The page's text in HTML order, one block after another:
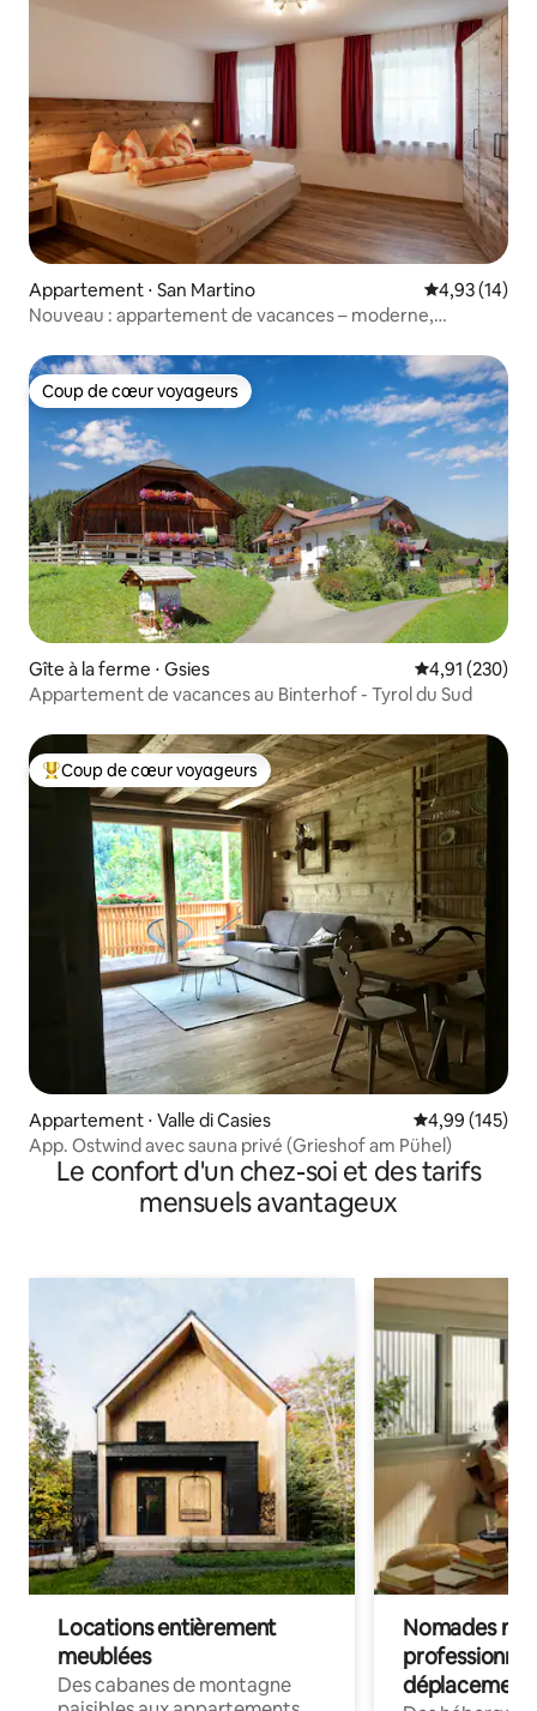
Appartement ⋅ San Martino Évaluation
4,93 (14)
Nouveau : appartement de vacances – moderne,
Coup de cœur voyageurs
Coup de cœur voyageurs
Gîte à la ferme ⋅ Gsies Évaluation
4,91 (230)
Appartement de vacances au Binterhof - Tyrol du Sud
Coups de cœur voyageurs les plus appréciés
Coup de cœur voyageurs
Appartement ⋅ Valle di Casies Évaluation
4,99 (145)
App. Ostwind avec sauna privé (Grieshof am Pühel)
Le confort d'un chez-soi et des tarifs
mensuels avantageux
Locations entièrement
meublées
Des cabanes de montagne
Nomades
déplacement